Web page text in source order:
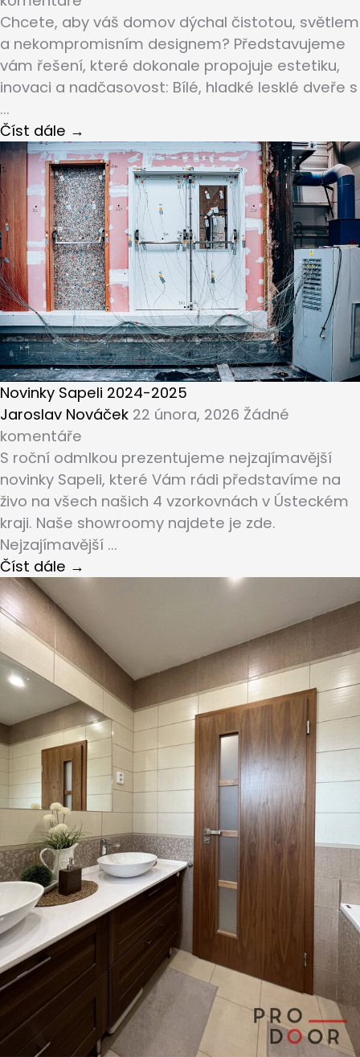
Chcete, aby váš domov dýchal čistotou, světlem
a nekompromisním designem? Představujeme
vám řešení, které dokonale propojuje estetiku,
inovaci a nadčasovost: Bílé, hladké lesklé dveře s
...
Číst dále →
Novinky Sapeli 2024-2025
Jaroslav Nováček 22 února, 2026 Žádné
komentáře
S roční odmlkou prezentujeme nejzajímavější
novinky Sapeli, které Vám rádi představíme na
živo na všech našich 4 vzorkovnách v Ústeckém
kraji. Naše showroomy najdete je zde.
Nejzajímavější ...
Číst dále →